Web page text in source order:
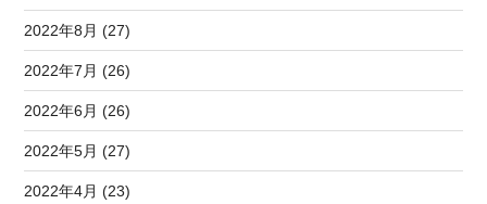
2022年8月 (27)
2022年7月 (26)
2022年6月 (26)
2022年5月 (27)
2022年4月 (23)